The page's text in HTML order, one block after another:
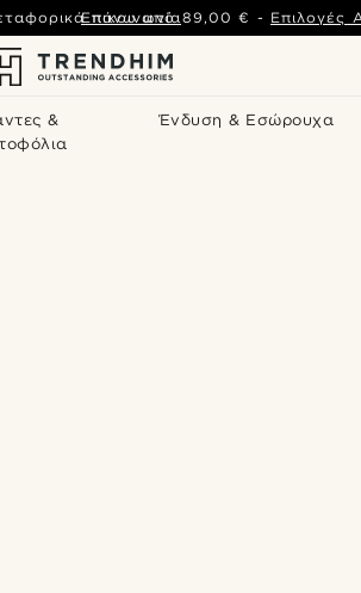
&
Ένδυση & Εσώρουχα
πάνω από89,00 € - Επιλογές
Επικοινωνία